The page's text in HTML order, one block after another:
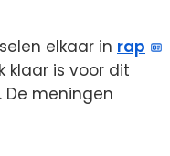
elkaar in rap
klaar is voor dit
meningen